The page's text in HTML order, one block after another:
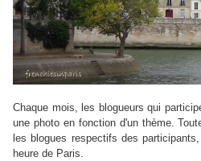
Chaque mois, les blogueurs qui
une photo en fonction d'un thème.
les blogues respectifs des
heure de Paris.